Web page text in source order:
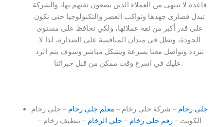
قاعدة لا تنتهي من العملاء الذين يضعون ثقتهم بها، والشركة
تبذل قصارى جهدها وتواكب العصر والتكنولوجيا حتى تكون
على قدر أكبر من ثقة عملائها، ولكي تحافظ على مستوى
الجودة، وتظل في ميدان المنافسة على الصدارة، لذا لا
تتردد وتواصل معنا بسرعة وبشكل مباشر وسوف يتم الرد
عليك في اسرع وقت ممكن من قبل خبرائنا.
جلي رخام – شركة جلي رخام –معلم جلي رخام – جلي رخام
الكويت –رقم جلي رخام –جلي الرخام – تنظيف رخام –